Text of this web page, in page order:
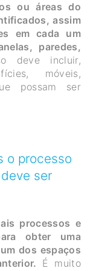
ou áreas do
assim
em cada um
paredes,
deve incluir,
móveis,
possam ser
o processo
ser
processos e
obter uma
dos espaços
É muito